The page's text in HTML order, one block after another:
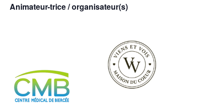
Animateur-trice / organisateur(s)